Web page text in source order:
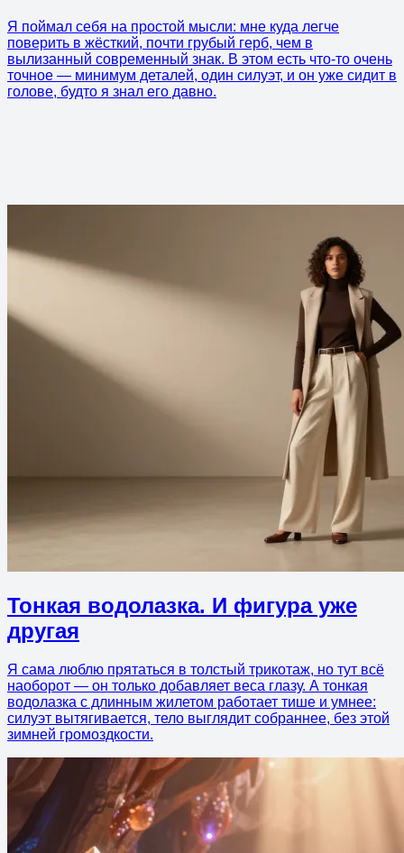
Я поймал себя на простой мысли: мне куда легче
поверить в жёсткий, почти грубый герб, чем в
вылизанный современный знак. В этом есть что-то очень
точное — минимум деталей, один силуэт, и он уже сидит в
голове, будто я знал его давно.
Тонкая водолазка. И фигура уже
другая
Я сама люблю прятаться в толстый трикотаж, но тут всё
наоборот — он только добавляет веса глазу. А тонкая
водолазка с длинным жилетом работает тише и умнее:
силуэт вытягивается, тело выглядит собраннее, без этой
зимней громоздкости.